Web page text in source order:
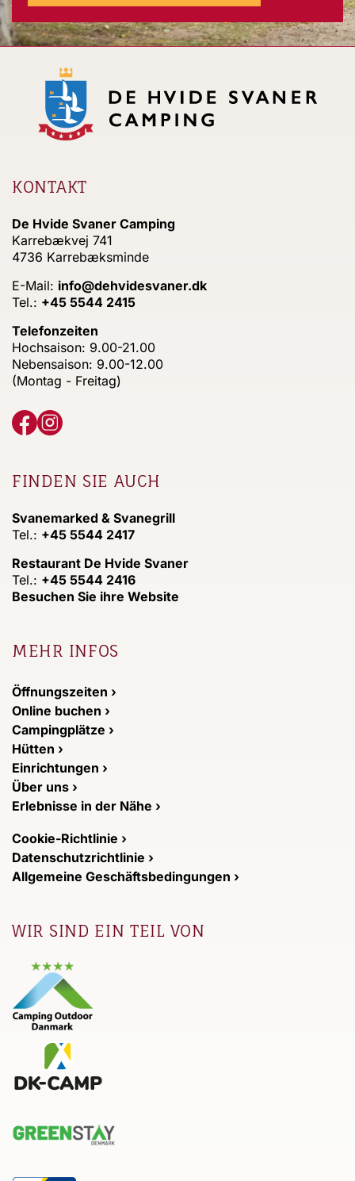
KONTAKT
De Hvide Svaner Camping
Karrebækvej 741
4736 Karrebæksminde
E-Mail: info@dehvidesvaner.dk
Tel.: +45 5544 2415
Telefonzeiten
Hochsaison: 9.00-21.00
Nebensaison: 9.00-12.00
(Montag - Freitag)
FINDEN SIE AUCH
Svanemarked & Svanegrill
Tel.: +45 5544 2417
Restaurant De Hvide Svaner
Tel.: +45 5544 2416
Besuchen Sie ihre Website
MEHR INFOS
Öffnungszeiten ›
Online buchen ›
Campingplätze ›
Hütten ›
Einrichtungen ›
Über uns ›
Erlebnisse in der Nähe ›
Cookie-Richtlinie ›
Datenschutzrichtlinie ›
Allgemeine Geschäftsbedingungen ›
WIR SIND EIN TEIL VON